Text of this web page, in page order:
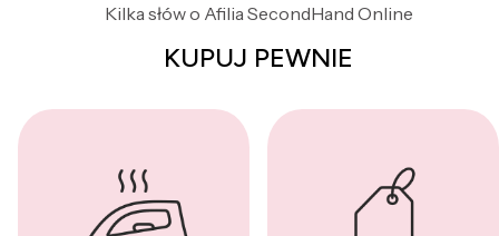
Kilka słów o Afilia SecondHand Online
KUPUJ PEWNIE